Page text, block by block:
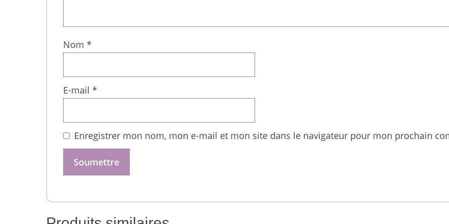
Nom *
E-mail *
Enregistrer mon nom, mon e-mail et mon site dans le navigateur pour mon prochain